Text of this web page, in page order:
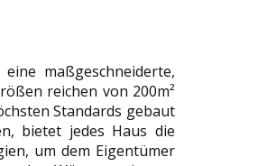
maßgeschneiderte,
reichen von 200m²
Standards gebaut
bietet jedes Haus die
um dem Eigentümer